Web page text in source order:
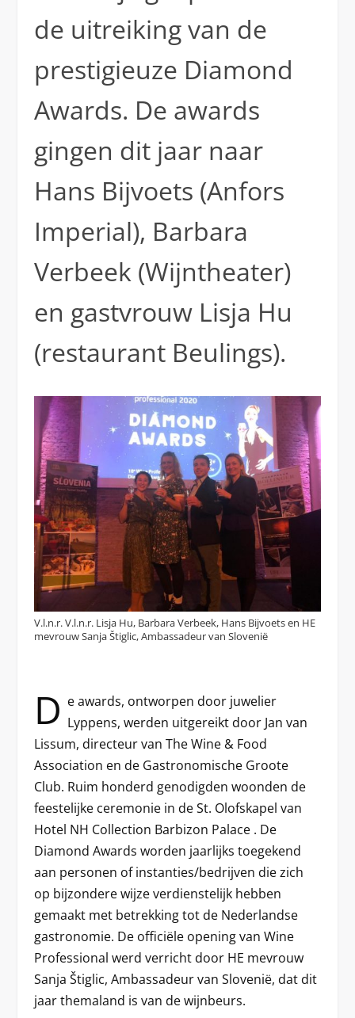
de uitreiking van de
prestigieuze Diamond
Awards. De awards
gingen dit jaar naar
Hans Bijvoets (Anfors
Imperial), Barbara
Verbeek (Wijntheater)
en gastvrouw Lisja Hu
(restaurant Beulings).
V.l.n.r. V.l.n.r. Lisja Hu, Barbara Verbeek, Hans Bijvoets en HE
mevrouw Sanja Štiglic, Ambassadeur van Slovenië
D e awards, ontworpen door juwelier
Lyppens, werden uitgereikt door Jan van
Lissum, directeur van The Wine & Food
Association en de Gastronomische Groote
Club. Ruim honderd genodigden woonden de
feestelijke ceremonie in de St. Olofskapel van
Hotel NH Collection Barbizon Palace . De
Diamond Awards worden jaarlijks toegekend
aan personen of instanties/bedrijven die zich
op bijzondere wijze verdienstelijk hebben
gemaakt met betrekking tot de Nederlandse
gastronomie. De officiële opening van Wine
Professional werd verricht door HE mevrouw
Sanja Štiglic, Ambassadeur van Slovenië, dat dit
jaar themaland is van de wijnbeurs.